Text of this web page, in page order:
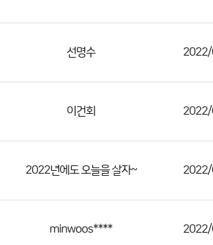
선명수
이건회
2022년에도 오늘을 살자~
minwoos****